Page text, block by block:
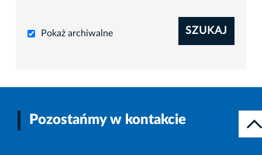
Pokaż archiwalne SZUKAJ
Pozostańmy w kontakcie